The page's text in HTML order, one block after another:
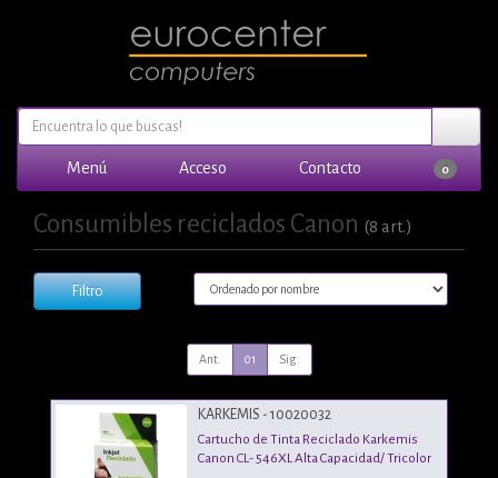
Menú Acceso Contacto 0
Consumibles reciclados Canon (8 art.)
Filtro
Ant. 01 Sig.
KARKEMIS - 10020032
Cartucho de Tinta Reciclado Karkemis
Canon CL- 546XL Alta Capacidad/ Tricolor